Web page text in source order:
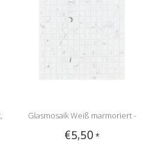
Glasmosaik Weiß marmoriert -
33cm x 33cm
€5,50 *